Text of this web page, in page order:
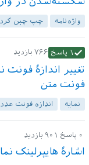
واژه‌نامه چپ چین
۱ پاسخ ۷۶۶ بازدید
تغییر اندازهٔ فونت
فونت متن
نمایه اندازه فونت
۰ پاسخ ۹۰۱ بازدید
اشارهٔ هایپرلینک